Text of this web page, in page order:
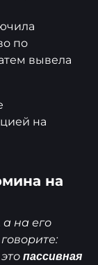
по
вывела
на
на
на его
пассивная